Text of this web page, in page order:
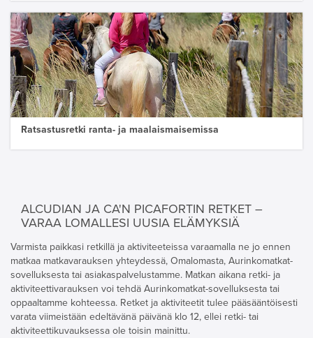
Ratsastusretki ranta- ja maalaismaisemissa
ALCUDIAN JA CA'N PICAFORTIN RETKET –
VARAA LOMALLESI UUSIA ELÄMYKSIÄ
Varmista paikkasi retkillä ja aktiviteeteissa varaamalla ne jo ennen
matkaa matkavarauksen yhteydessä, Omalomasta, Aurinkomatkat-
sovelluksesta tai asiakaspalvelustamme. Matkan aikana retki- ja
aktiviteettivarauksen voi tehdä Aurinkomatkat-sovelluksesta tai
oppaaltamme kohteessa. Retket ja aktiviteetit tulee pääsääntöisesti
varata viimeistään edeltävänä päivänä klo 12, ellei retki- tai
aktiviteettikuvauksessa ole toisin mainittu.